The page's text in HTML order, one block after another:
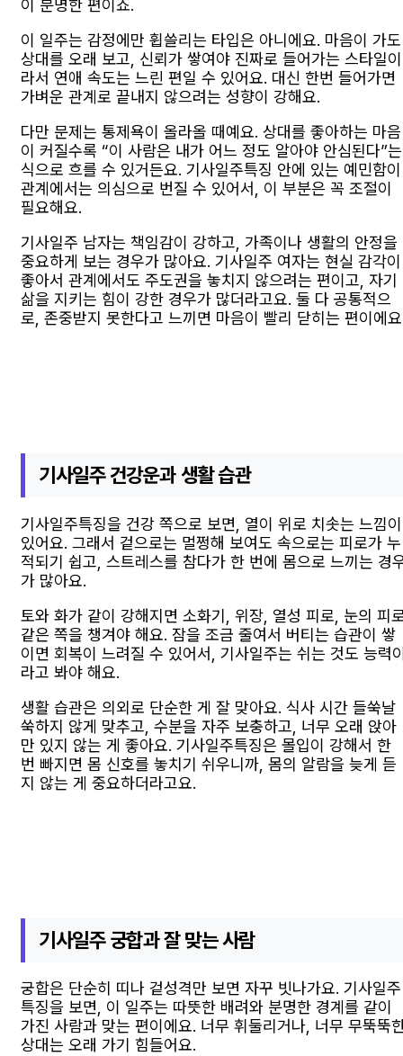
이 분명한 편이죠.
이 일주는 감정에만 휩쓸리는 타입은 아니에요. 마음이 가도
상대를 오래 보고, 신뢰가 쌓여야 진짜로 들어가는 스타일이
라서 연애 속도는 느린 편일 수 있어요. 대신 한번 들어가면
가벼운 관계로 끝내지 않으려는 성향이 강해요.
다만 문제는 통제욕이 올라올 때예요. 상대를 좋아하는 마음
이 커질수록 “이 사람은 내가 어느 정도 알아야 안심된다”는
식으로 흐를 수 있거든요. 기사일주특징 안에 있는 예민함이
관계에서는 의심으로 번질 수 있어서, 이 부분은 꼭 조절이
필요해요.
기사일주 남자는 책임감이 강하고, 가족이나 생활의 안정을
중요하게 보는 경우가 많아요. 기사일주 여자는 현실 감각이
좋아서 관계에서도 주도권을 놓치지 않으려는 편이고, 자기
삶을 지키는 힘이 강한 경우가 많더라고요. 둘 다 공통적으
로, 존중받지 못한다고 느끼면 마음이 빨리 닫히는 편이에
기사일주 건강운과 생활 습관
기사일주특징을 건강 쪽으로 보면, 열이 위로 치솟는 느낌이
있어요. 그래서 겉으로는 멀쩡해 보여도 속으로는 피로가 누
적되기 쉽고, 스트레스를 참다가 한 번에 몸으로 느끼는 경
가 많아요.
토와 화가 같이 강해지면 소화기, 위장, 열성 피로, 눈의 피
같은 쪽을 챙겨야 해요. 잠을 조금 줄여서 버티는 습관이 쌓
이면 회복이 느려질 수 있어서, 기사일주는 쉬는 것도 능력
라고 봐야 해요.
생활 습관은 의외로 단순한 게 잘 맞아요. 식사 시간 들쑥날
쑥하지 않게 맞추고, 수분을 자주 보충하고, 너무 오래 앉아
만 있지 않는 게 좋아요. 기사일주특징은 몰입이 강해서 한
번 빠지면 몸 신호를 놓치기 쉬우니까, 몸의 알람을 늦게 듣
지 않는 게 중요하더라고요.
기사일주 궁합과 잘 맞는 사람
궁합은 단순히 띠나 겉성격만 보면 자꾸 빗나가요. 기사일주
특징을 보면, 이 일주는 따뜻한 배려와 분명한 경계를 같이
가진 사람과 맞는 편이에요. 너무 휘둘리거나, 너무 무뚝뚝
상대는 오래 가기 힘들어요.